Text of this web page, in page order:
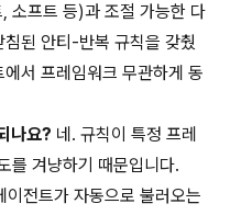
소프트 등)과 조절 가능한 다
된 안티-반복 규칙을 갖췄
서 프레임워크 무관하게 동
나요? 네. 규칙이 특정 프레
를 겨냥하기 때문입니다.
이전트가 자동으로 불러오는